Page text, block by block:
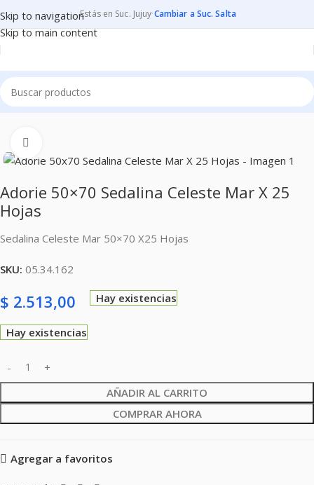
Skip to navigation
Skip to main content
Estás en Suc. Jujuy·Cambiar a Suc. Salta
Inicio PAPELES PAPELES PARA MANUALIDADES SEDALINAS
Adorie 50×70 Sedalina Celeste Mar X 25
Hojas
Sedalina Celeste Mar 50×70 X25 Hojas
SKU: 05.34.162
$ 2.513,00 Hay existencias
Hay existencias
AÑADIR AL CARRITO
COMPRAR AHORA
Agregar a favoritos